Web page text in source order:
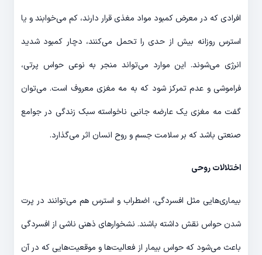
افرادی که در معرض کمبود مواد مغذی قرار دارند، کم می‌خوابند و یا
استرس روزانه بیش از حدی را تحمل می‌کنند، دچار کمبود شدید
انرژی می‌شوند. این موارد می‌تواند منجر به نوعی حواس پرتی،
فراموشی و عدم تمرکز شود که به مه مغزی معروف است. می‌توان
گفت مه مغزی یک عارضه جانبی ناخواسته سبک زندگی در جوامع
صنعتی باشد که بر سلامت جسم و روح انسان اثر می‌گذارد.
اختلالات روحی
بیماری‌هایی مثل افسردگی، اضطراب و استرس هم می‌توانند در پرت
شدن حواس نقش داشته باشند. نشخوارهای ذهنی ناشی از افسردگی
باعث می‌شود که حواس بیمار از فعالیت‌ها و موقعیت‌هایی که در آن